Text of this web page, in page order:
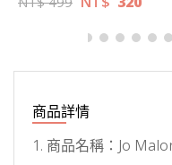
商品詳情
1. 商品名稱：Jo